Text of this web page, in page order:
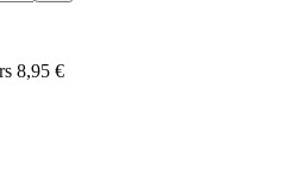
8,95 €